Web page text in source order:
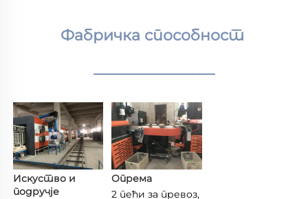
Фабричка способност
________________
Искуство и
подручје
Опрема
2 пећи за превоз,